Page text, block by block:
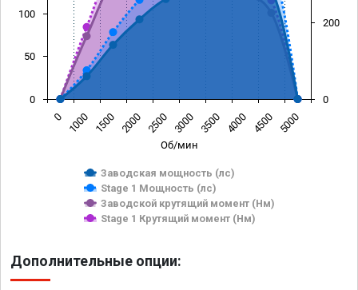
Об/мин
Заводская мощность (лс)
Stage 1 Мощность (лс)
Заводской крутящий момент (Нм)
Stage 1 Крутящий момент (Нм)
0 1000 1500 2000 2500 3000 3500 4000 4500 5000
0
50
100
0
200
Дополнительные опции: